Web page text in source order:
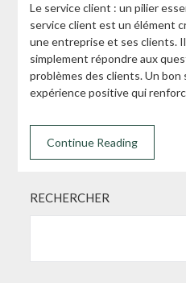
Le service client : un pilier
service client est un élément
une entreprise et ses clients.
simplement répondre aux
problèmes des clients. Un
expérience positive qui
Continue Reading
RECHERCHER